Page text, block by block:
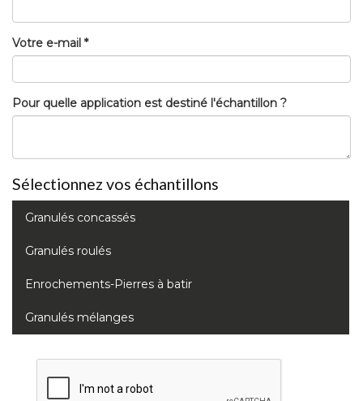
Votre e-mail *
Pour quelle application est destiné l'échantillon ?
Sélectionnez vos échantillons
Granulés concassés
Granulés roulés
Enrochements-Pierres à batir
Granulés mélanges